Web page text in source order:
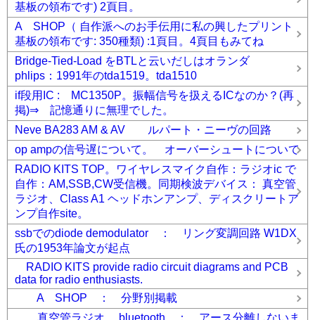
基板の領布です) 2頁目。
A SHOP（ 自作派へのお手伝用に私の興したプリント
基板の領布です: 350種類) :1頁目。4頁目もみてね
Bridge-Tied-Load をBTLと云いだしはオランダ
phlips：1991年のtda1519。tda1510
if段用IC : MC1350P。振幅信号を扱えるICなのか？(再
掲)⇒ 記憶通りに無理でした。
Neve BA283 AM & AV ルパート・ニーヴの回路
op ampの信号遅について。 オーバーシュートについて
RADIO KITS TOP。ワイヤレスマイク自作：ラジオic で
自作：AM,SSB,CW受信機。同期検波デバイス： 真空管
ラジオ、Class A1 ヘッドホンアンプ、ディスクリートア
ンプ自作site。
ssbでのdiode demodulator ： リング変調回路 W1DX
氏の1953年論文が起点
RADIO KITS provide radio circuit diagrams and PCB
data for radio enthusiasts.
A SHOP ： 分野別掲載